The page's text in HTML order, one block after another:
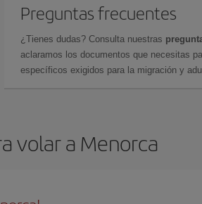
Preguntas frecuentes
¿Tienes dudas? Consulta nuestras
aclaramos los documentos que necesitas
específicos exigidos para la migración y
volar a Menorca